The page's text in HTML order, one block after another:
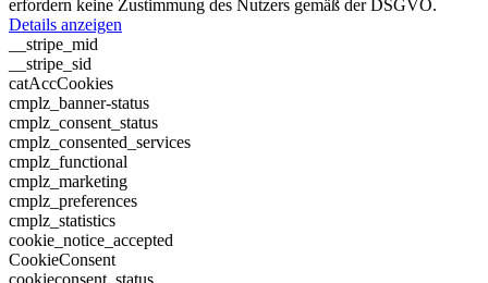
erfordern keine Zustimmung des Nutzers gemäß der DSGVO.
Details anzeigen
__stripe_mid
__stripe_sid
catAccCookies
cmplz_banner-status
cmplz_consent_status
cmplz_consented_services
cmplz_functional
cmplz_marketing
cmplz_preferences
cmplz_statistics
cookie_notice_accepted
CookieConsent
cookieconsent_status